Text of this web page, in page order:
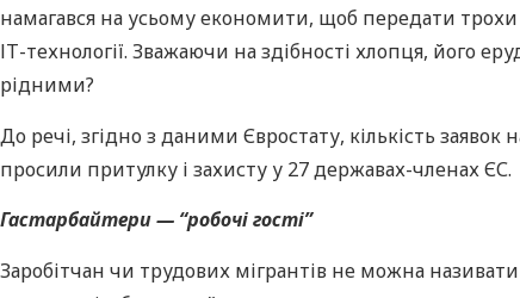
намагався на усьому економити, щоб передати
ІТ-технології. Зважаючи на здібності хлопця, його
рідними?
До речі, згідно з даними Євростату, кількість
просили притулку і захисту у 27 державах-членах ЄС.
Гастарбайтери — “робочі гості”
Заробітчан чи трудових мігрантів не можна